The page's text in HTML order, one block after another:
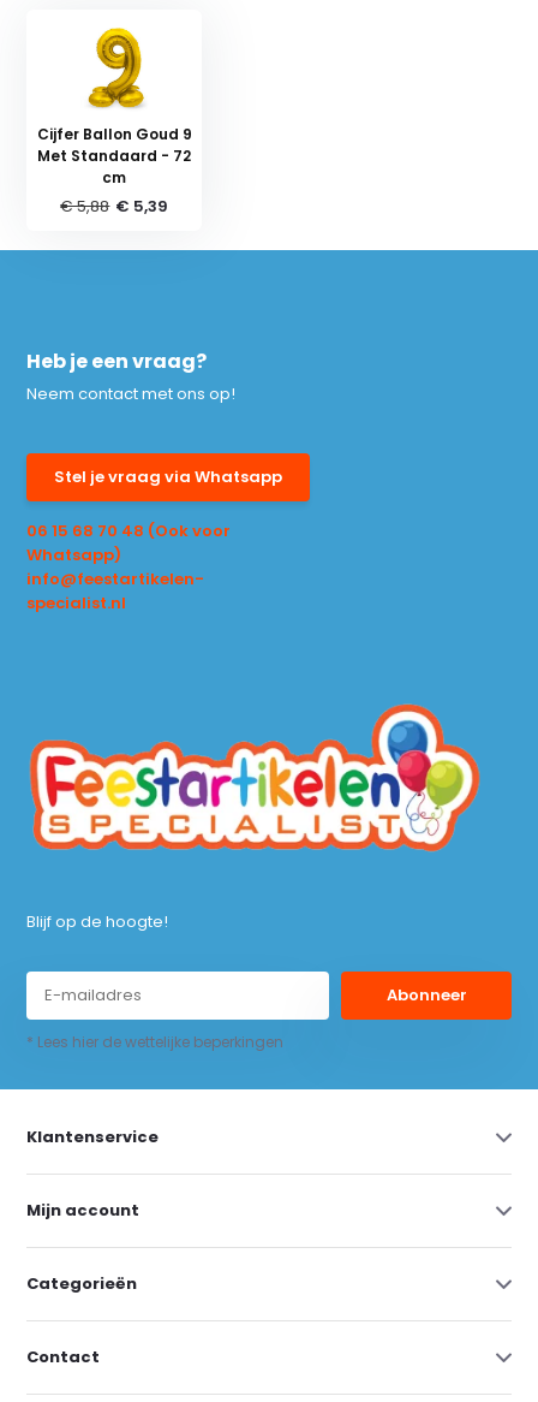
Cijfer Ballon Goud 9
Met Standaard - 72
cm
€ 5,88 € 5,39
Heb je een vraag?
Neem contact met ons op!
Stel je vraag via Whatsapp
06 15 68 70 48 (Ook voor
Whatsapp)
info@feestartikelen-
specialist.nl
Blijf op de hoogte!
Abonneer
* Lees hier de wettelijke beperkingen
Klantenservice
Mijn account
Categorieën
Contact